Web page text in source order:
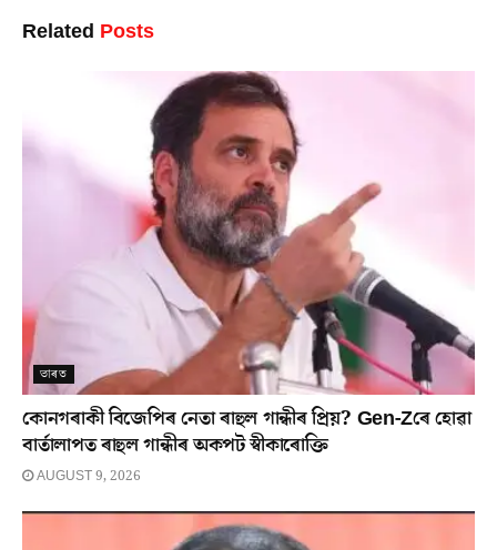
Related Posts
ভাৰত
কোনগৰাকী বিজেপিৰ নেতা ৰাহুল গান্ধীৰ প্ৰিয়? Gen-Zৰে হোৱা
বাৰ্তালাপত ৰাহুল গান্ধীৰ অকপট স্বীকাৰোক্তি
AUGUST 9, 2026